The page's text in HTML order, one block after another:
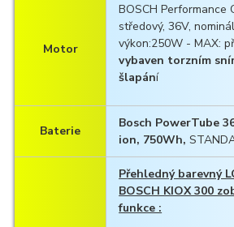
Motor
BOSCH Performance
středový, 36V,
výkon:250W - MAX:
vybaven torzním
šlapání
Baterie
Bosch PowerTube
ion, 750Wh,
Přehledný barevný
BOSCH KIOX 300
funkce :